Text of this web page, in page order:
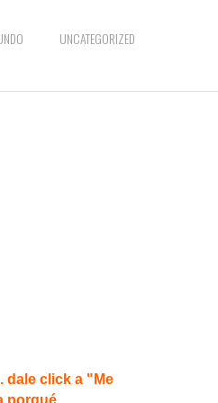
UNCATEGORIZED
dale click a "Me
porqué